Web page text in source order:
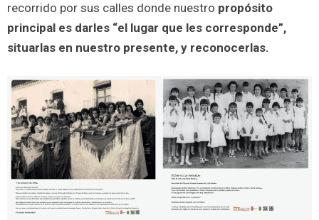
recorrido por sus calles donde nuestro propósito
principal es darles “el lugar que les corresponde”,
situarlas en nuestro presente, y reconocerlas.